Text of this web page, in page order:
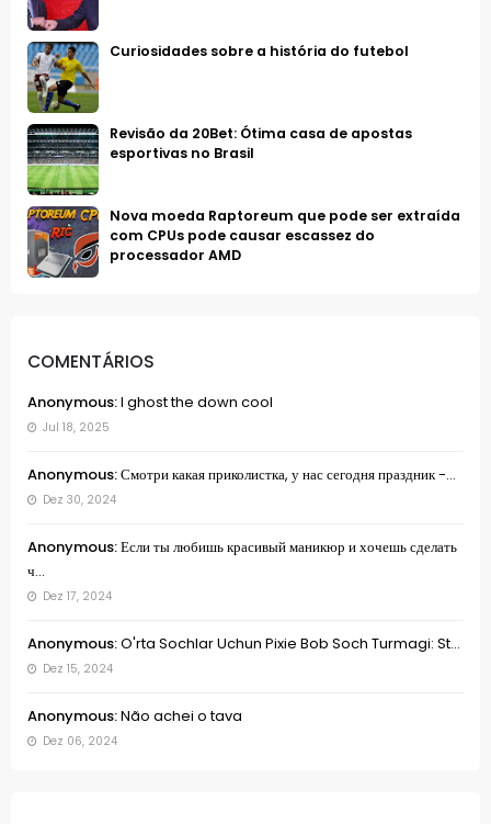
COMENTÁRIOS
Anonymous:I ghost the down cool
Jul 18, 2025
Anonymous:Смотри какая приколистка, у нас сегодня праздник -...
Dez 30, 2024
Anonymous:Если ты любишь красивый маникюр и хочешь сделать
ч...
Dez 17, 2024
Anonymous:O'rta Sochlar Uchun Pixie Bob Soch Turmagi: St...
Dez 15, 2024
Anonymous:Não achei o tava
Dez 06, 2024
Curiosidades sobre a história do futebol
Revisão da 20Bet: Ótima casa de apostas
esportivas no Brasil
Nova moeda Raptoreum que pode ser extraída
com CPUs pode causar escassez do
processador AMD